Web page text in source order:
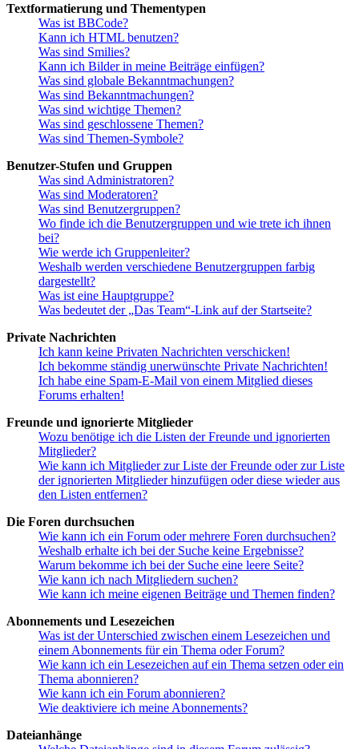
Textformatierung und Thementypen
Was ist BBCode?
Kann ich HTML benutzen?
Was sind Smilies?
Kann ich Bilder in meine Beiträge einfügen?
Was sind globale Bekanntmachungen?
Was sind Bekanntmachungen?
Was sind wichtige Themen?
Was sind geschlossene Themen?
Was sind Themen-Symbole?
Benutzer-Stufen und Gruppen
Was sind Administratoren?
Was sind Moderatoren?
Was sind Benutzergruppen?
Wo finde ich die Benutzergruppen und wie trete ich ihnen
bei?
Wie werde ich Gruppenleiter?
Weshalb werden verschiedene Benutzergruppen farbig
dargestellt?
Was ist eine Hauptgruppe?
Was bedeutet der „Das Team“-Link auf der Startseite?
Private Nachrichten
Ich kann keine Privaten Nachrichten verschicken!
Ich bekomme ständig unerwünschte Private Nachrichten!
Ich habe eine Spam-E-Mail von einem Mitglied dieses
Forums erhalten!
Freunde und ignorierte Mitglieder
Wozu benötige ich die Listen der Freunde und ignorierten
Mitglieder?
Wie kann ich Mitglieder zur Liste der Freunde oder zur Liste
der ignorierten Mitglieder hinzufügen oder diese wieder aus
den Listen entfernen?
Die Foren durchsuchen
Wie kann ich ein Forum oder mehrere Foren durchsuchen?
Weshalb erhalte ich bei der Suche keine Ergebnisse?
Warum bekomme ich bei der Suche eine leere Seite?
Wie kann ich nach Mitgliedern suchen?
Wie kann ich meine eigenen Beiträge und Themen finden?
Abonnements und Lesezeichen
Was ist der Unterschied zwischen einem Lesezeichen und
einem Abonnements für ein Thema oder Forum?
Wie kann ich ein Lesezeichen auf ein Thema setzen oder ein
Thema abonnieren?
Wie kann ich ein Forum abonnieren?
Wie deaktiviere ich meine Abonnements?
Dateianhänge